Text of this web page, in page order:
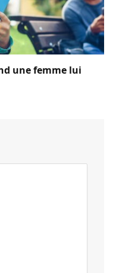
une femme lui